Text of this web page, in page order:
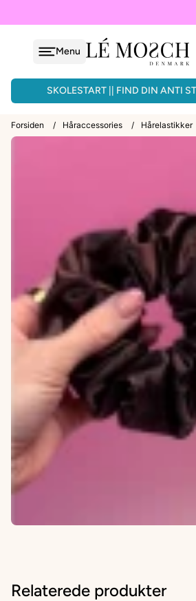
Menu
SKOLESTART || FIND DIN ANTI
Forsiden / Håraccessories / Hårelastikker
Relaterede produkter